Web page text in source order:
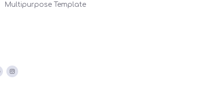
Multipurpose Template